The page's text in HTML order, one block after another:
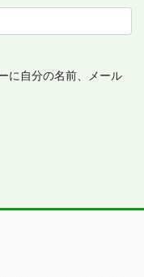
に自分の名前、メール